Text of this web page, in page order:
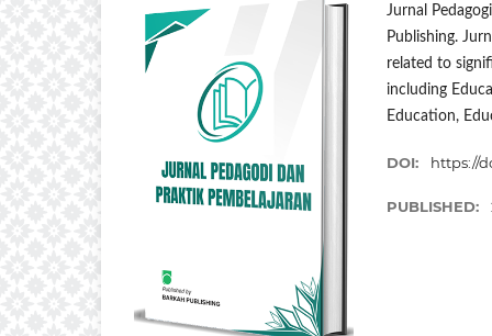
Jurnal
Publishing.
related to
including
Education,
DOI: https://
PUBLISHED: